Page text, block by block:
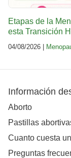
Etapas de la
esta Transición
04/08/2026 |
Información
Aborto
Pastillas
Cuanto cuesta
Preguntas